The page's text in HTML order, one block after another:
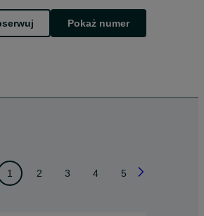
Pokaż numer
1 2 3 4 5